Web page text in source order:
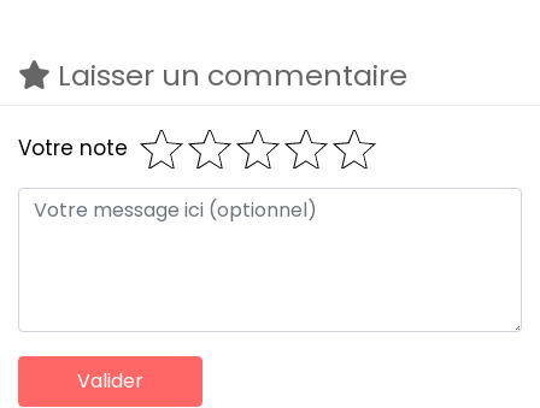
Laisser un commentaire
Votre note